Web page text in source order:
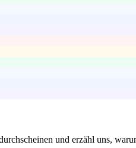
und erzähl uns,